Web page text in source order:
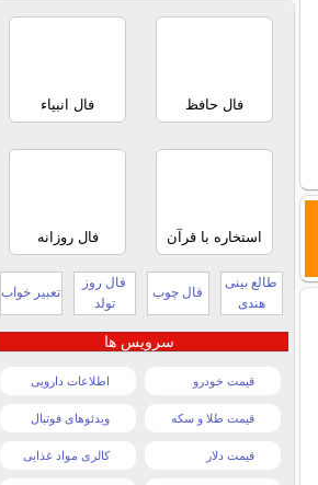
فال حافظ فال انبیاء
استخاره با قرآن فال روزانه
طالع بینی
هندی
فال چوب
فال روز
تولد
تعبیر خواب
سرویس ها
قیمت خودرو اطلاعات دارویی
قیمت طلا و سکه ویدئوهای فوتبال
قیمت دلار کالری مواد غذایی